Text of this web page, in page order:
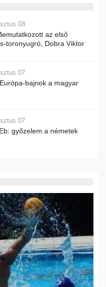
08.
az első
toronyugró, Dobra Viktor
07.
bajnok a magyar
07.
győzelem a németek